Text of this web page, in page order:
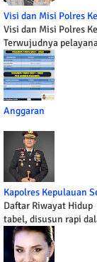
Visi dan Misi Polres
Visi dan Misi Polres
Terwujudnya
Anggaran
Kapolres Kepulauan
Daftar Riwayat
tabel, disusun rapi